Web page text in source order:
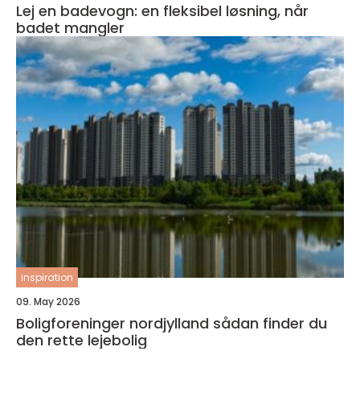
Lej en badevogn: en fleksibel løsning, når
badet mangler
inspiration
09. May 2026
Boligforeninger nordjylland sådan finder du
den rette lejebolig